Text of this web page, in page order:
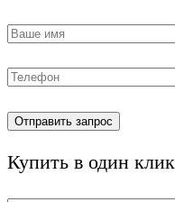
Купить в один клик